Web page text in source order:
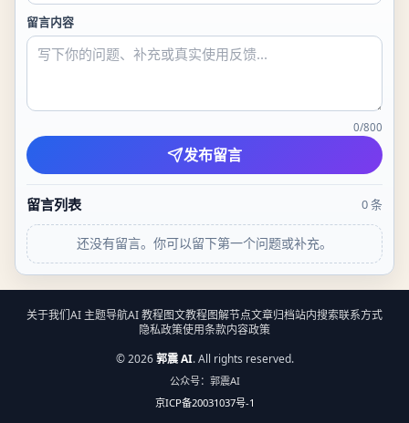
留言内容
0/800
发布留言
留言列表 0条
还没有留言。你可以留下第一个问题或补充。
关于我们AI 主题导航AI 教程图文教程图解节点文章归档站内搜索联系方式
隐私政策使用条款内容政策
©2026 郭震 AI. All rights reserved.
公众号：郭震AI
京ICP备20031037号-1